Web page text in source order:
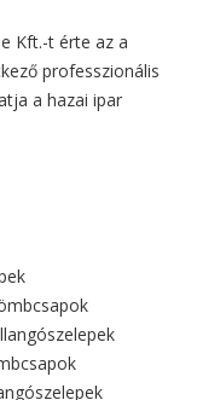
Kft.-t érte az a
professzionális
a hazai ipar